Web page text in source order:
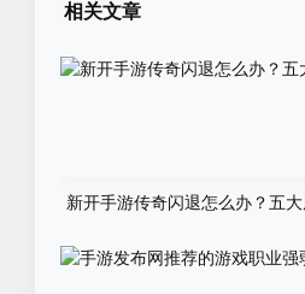
相关文章
新开手游传奇闪退怎么办？五